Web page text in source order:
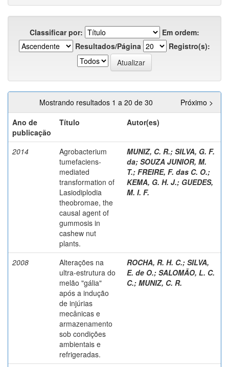
Classificar por:
Em ordem:
Resultados/Página
Registro(s):
Mostrando resultados 1 a 20 de 30
Próximo >
Ano de
publicação
Título Autor(es)
2014
Agrobacterium
tumefaciens-
mediated
transformation of
Lasiodiplodia
theobromae, the
causal agent of
gummosis in
cashew nut
plants.
MUNIZ, C. R.; SILVA, G. F.
da; SOUZA JUNIOR, M.
T.; FREIRE, F. das C. O.;
KEMA, G. H. J.; GUEDES,
M. I. F.
2008
Alterações na
ultra-estrutura do
melão "gália"
após a indução
de injúrias
mecânicas e
armazenamento
sob condições
ambientais e
refrigeradas.
ROCHA, R. H. C.; SILVA,
E. de O.; SALOMÃO, L. C.
C.; MUNIZ, C. R.